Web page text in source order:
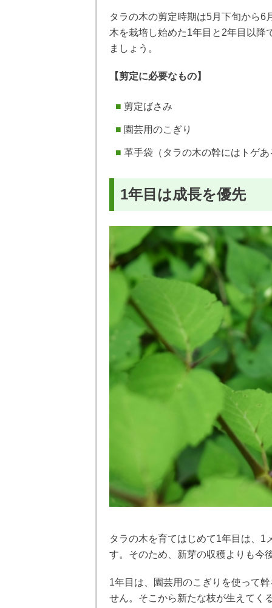
タラの木の剪定時期は5月下旬から6
木を栽培し始めた1年目と2年目以降
ましょう。
【剪定に必要なもの】
剪定ばさみ
園芸用のこぎり
革手袋（タラの木の幹にはトゲあ
1年目は成長を優先
タラの木を育てはじめて1年目は、1
す。そのため、新芽の収穫よりも今
1年目は、園芸用のこぎりを使って
せん。そこから新たな枝が生えてく